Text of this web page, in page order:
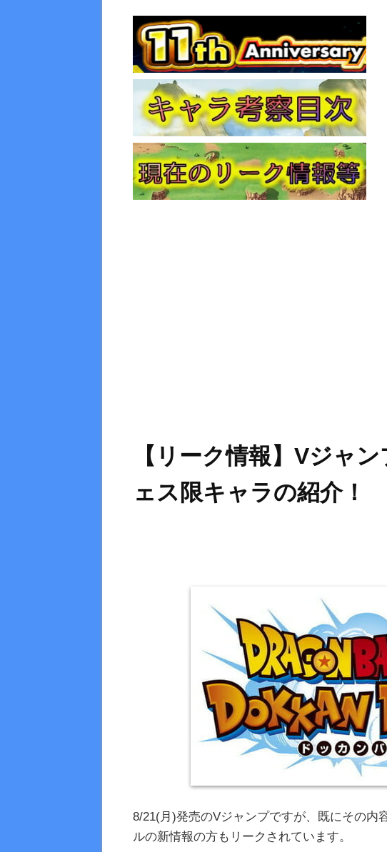
【リーク情報】Vジャ
ェス限キャラの紹介！
8/21(月)発売のVジャンプですが、既にその内
ルの新情報の方もリークされています。